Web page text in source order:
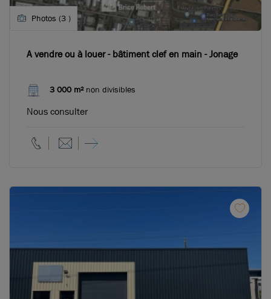
Photos (3 )
A vendre ou à louer - bâtiment clef en main - Jonage
3 000 m²non divisibles
Nous consulter